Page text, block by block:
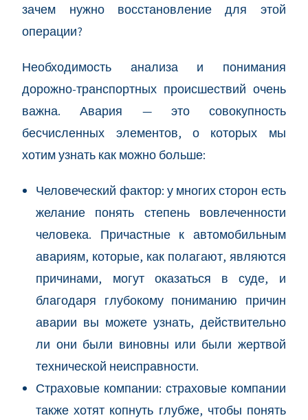
зачем нужно восстановление для этой
операции?
Необходимость анализа и понимания
дорожно-транспортных происшествий очень
важна. Авария — это совокупность
бесчисленных элементов, о которых мы
хотим узнать как можно больше:
Человеческий фактор: у многих сторон есть
желание понять степень вовлеченности
человека. Причастные к автомобильным
авариям, которые, как полагают, являются
причинами, могут оказаться в суде, и
благодаря глубокому пониманию причин
аварии вы можете узнать, действительно
ли они были виновны или были жертвой
технической неисправности.
Страховые компании: страховые компании
также хотят копнуть глубже, чтобы понять